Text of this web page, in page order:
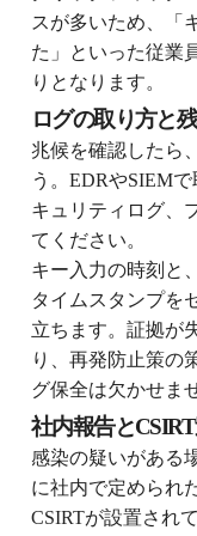
スが多いため、「
た」といった従業
りとなります。
ログの取り方と
兆候を確認したら
う。EDRやSIEM
キュリティログ、
てください。
キー入力の時刻と
タイムスタンプを
立ちます。証拠が
り、再発防止策の
グ保全は欠かせま
社内報告と
感染の疑いがある
に社内で定められ
CSIRTが設置され